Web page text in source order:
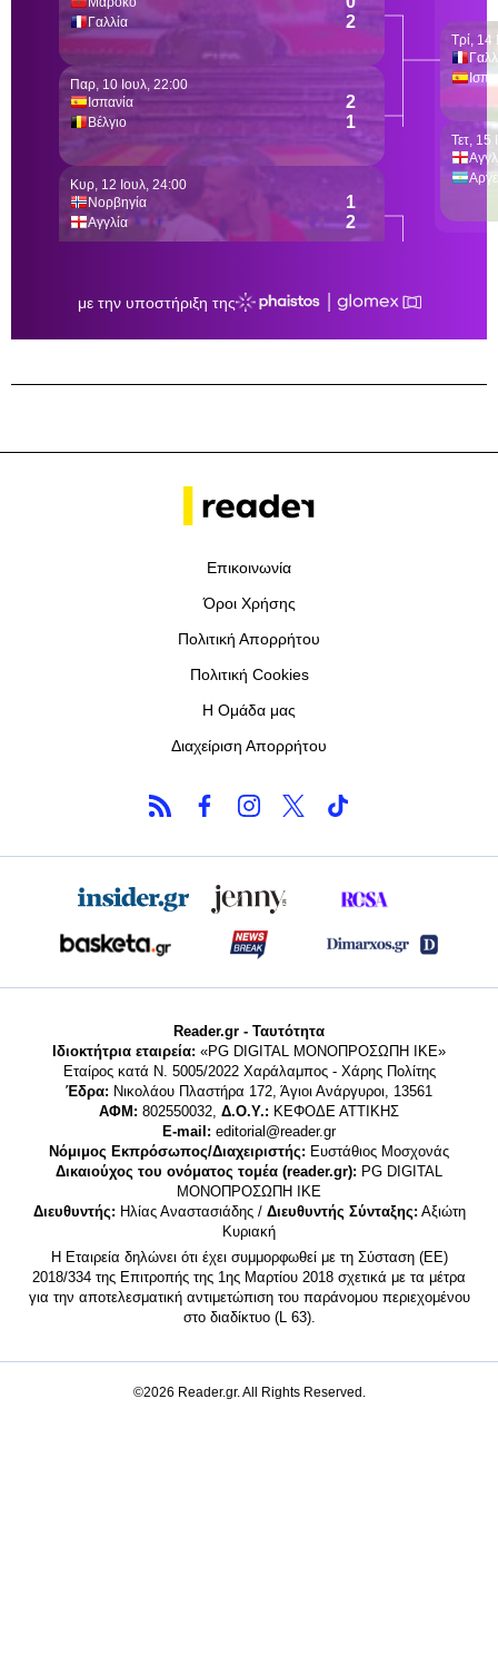
Επικοινωνία
Όροι Χρήσης
Πολιτική Απορρήτου
Πολιτική Cookies
Η Ομάδα μας
Διαχείριση Απορρήτου
Reader.gr - Ταυτότητα
Ιδιοκτήτρια εταιρεία: «PG DIGITAL MONΟΠΡΟΣΩΠΗ ΙΚΕ»
Εταίρος κατά Ν. 5005/2022 Χαράλαμπος - Χάρης Πολίτης
Έδρα: Νικολάου Πλαστήρα 172, Άγιοι Ανάργυροι, 13561
ΑΦΜ: 802550032, Δ.Ο.Υ.: ΚΕΦΟΔΕ ΑΤΤΙΚΗΣ
E-mail: editorial@reader.gr
Νόμιμος Εκπρόσωπος/Διαχειριστής: Ευστάθιος Μοσχονάς
Δικαιούχος του ονόματος τομέα (reader.gr): PG DIGITAL
MONΟΠΡΟΣΩΠΗ ΙΚΕ
Διευθυντής: Ηλίας Αναστασιάδης / Διευθυντής Σύνταξης: Αξιώτη
Κυριακή
Η Εταιρεία δηλώνει ότι έχει συμμορφωθεί με τη Σύσταση (ΕΕ)
2018/334 της Επιτροπής της 1ης Μαρτίου 2018 σχετικά με τα μέτρα
για την αποτελεσματική αντιμετώπιση του παράνομου περιεχομένου
στο διαδίκτυο (L 63).
©2026 Reader.gr. All Rights Reserved.